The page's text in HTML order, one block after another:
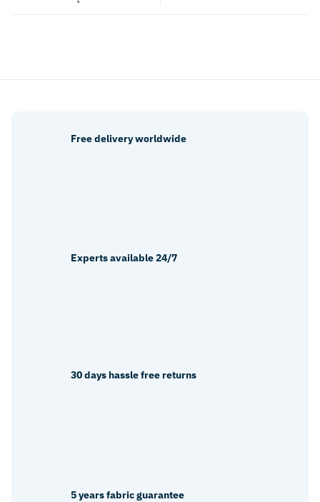
Free delivery worldwide
Experts available 24/7
30 days hassle free returns
5 years fabric guarantee